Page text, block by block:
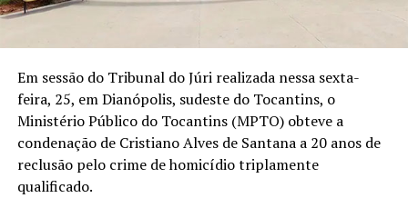
Em sessão do Tribunal do Júri realizada nessa sexta-
feira, 25, em Dianópolis, sudeste do Tocantins, o
Ministério Público do Tocantins (MPTO) obteve a
condenação de Cristiano Alves de Santana a 20 anos de
reclusão pelo crime de homicídio triplamente
qualificado.